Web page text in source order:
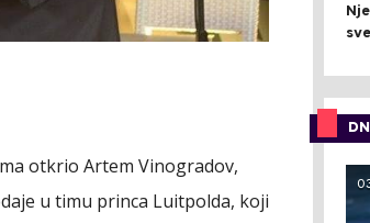
otkrio Artem Vinogradov,
u timu princa Luitpolda, koji